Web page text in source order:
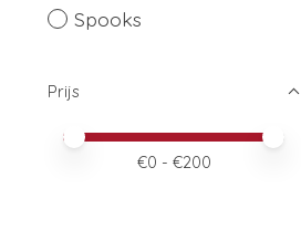
Spooks
Prijs
Minimale prijswaarde
Price maximum value
€0 - €200